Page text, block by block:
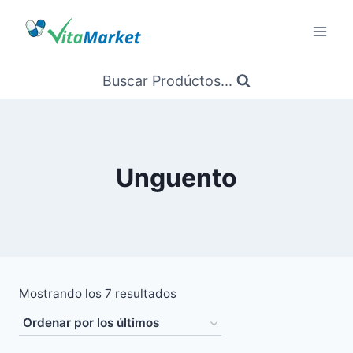
Buscar Prodúctos...
Unguento
Mostrando los 7 resultadosOrdenado
los